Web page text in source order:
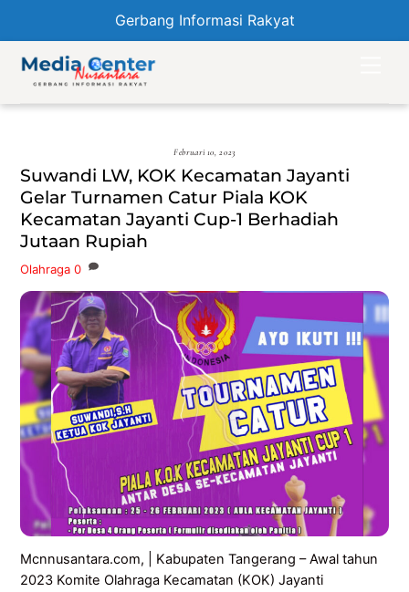
Gerbang Informasi Rakyat
content
Februari 10, 2023
Suwandi LW, KOK Kecamatan Jayanti
Gelar Turnamen Catur Piala KOK
Kecamatan Jayanti Cup-1 Berhadiah
Jutaan Rupiah
Olahraga 0
Mcnnusantara.com, | Kabupaten Tangerang – Awal tahun
2023 Komite Olahraga Kecamatan (KOK) Jayanti